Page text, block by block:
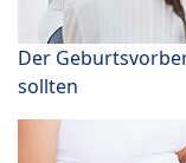
Der
sollten